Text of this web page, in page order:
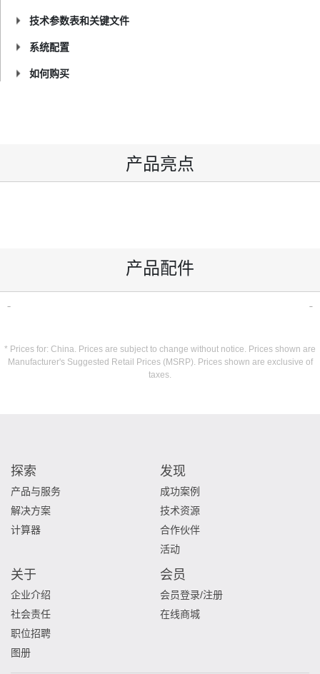
技术参数表和关键文件
系统配置
如何购买
产品亮点
产品配件
* Prices for: China. Prices are subject to change without notice. Prices shown are
Manufacturer's Suggested Retail Prices (MSRP). Prices shown are exclusive of
taxes.
探索
产品与服务
解决方案
计算器
发现
成功案例
技术资源
合作伙伴
活动
关于
企业介绍
社会责任
职位招聘
图册
会员
会员登录/注册
在线商城